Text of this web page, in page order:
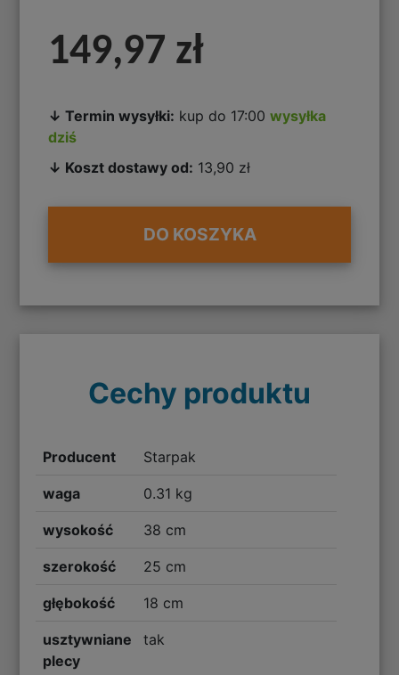
149,97 zł
↓ Termin wysyłki: kup do 17:00wysyłka
dziś
↓ Koszt dostawy od: 13,90 zł
DO KOSZYKA
Cechy produktu
Producent Starpak
waga 0.31 kg
wysokość 38 cm
szerokość 25 cm
głębokość 18 cm
usztywniane
plecy
tak